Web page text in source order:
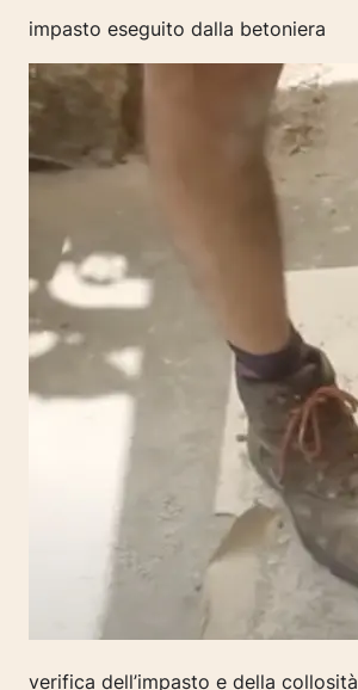
impasto eseguito dalla betoniera
verifica dell’impasto e della collosità